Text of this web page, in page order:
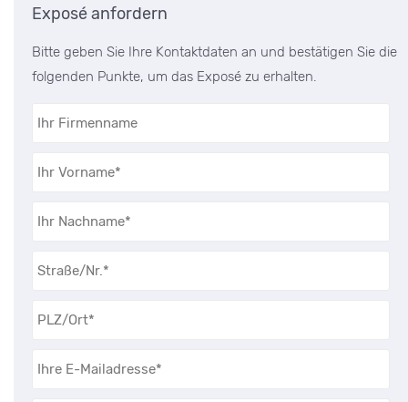
Exposé anfordern
Bitte geben Sie Ihre Kontaktdaten an und bestätigen Sie die
folgenden Punkte, um das Exposé zu erhalten.